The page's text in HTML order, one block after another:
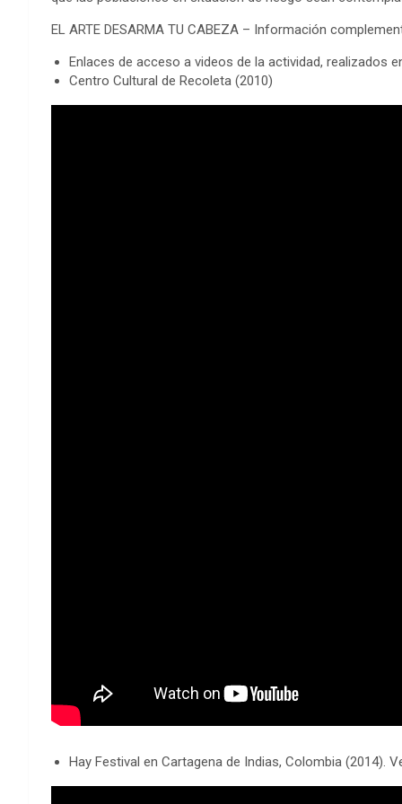
EL ARTE DESARMA TU CABEZA – Información
Enlaces de acceso a videos de la actividad, realizados
Centro Cultural de Recoleta (2010)
Hay Festival en Cartagena de Indias, Colombia (2014).